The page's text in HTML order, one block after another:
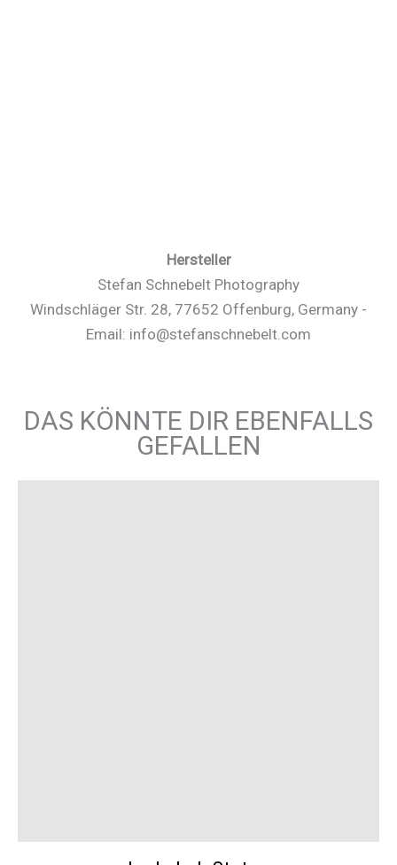
Hersteller
Stefan Schnebelt Photography
Windschläger Str. 28, 77652 Offenburg, Germany -
Email: info@stefanschnebelt.com
DAS KÖNNTE DIR EBENFALLS
GEFALLEN